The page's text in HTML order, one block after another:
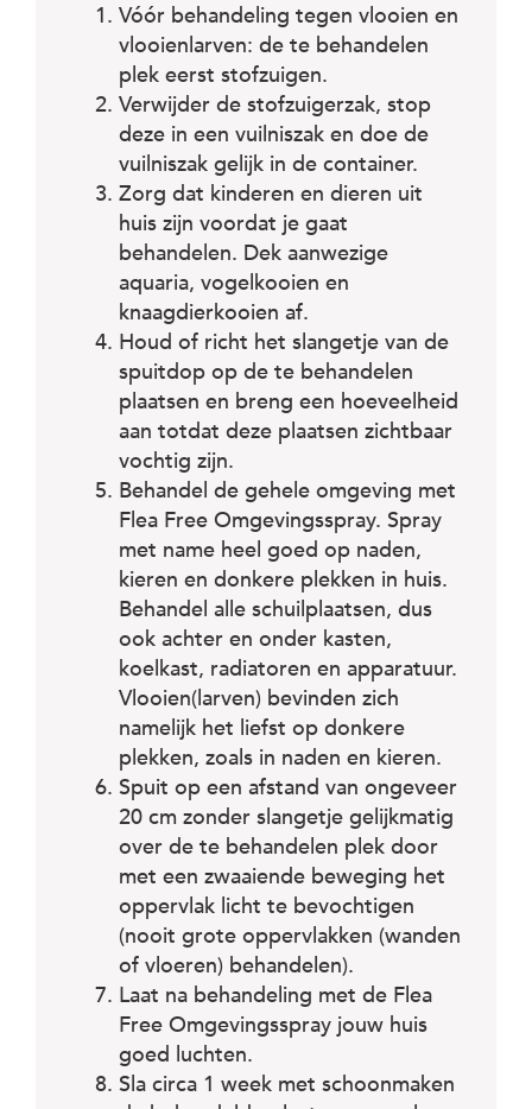
Vóór behandeling tegen vlooien en
vlooienlarven: de te behandelen
plek eerst stofzuigen.
Verwijder de stofzuigerzak, stop
deze in een vuilniszak en doe de
vuilniszak gelijk in de container.
Zorg dat kinderen en dieren uit
huis zijn voordat je gaat
behandelen. Dek aanwezige
aquaria, vogelkooien en
knaagdierkooien af.
Houd of richt het slangetje van de
spuitdop op de te behandelen
plaatsen en breng een hoeveelheid
aan totdat deze plaatsen zichtbaar
vochtig zijn.
Behandel de gehele omgeving met
Flea Free Omgevingsspray. Spray
met name heel goed op naden,
kieren en donkere plekken in huis.
Behandel alle schuilplaatsen, dus
ook achter en onder kasten,
koelkast, radiatoren en apparatuur.
Vlooien(larven) bevinden zich
namelijk het liefst op donkere
plekken, zoals in naden en kieren.
Spuit op een afstand van ongeveer
20 cm zonder slangetje gelijkmatig
over de te behandelen plek door
met een zwaaiende beweging het
oppervlak licht te bevochtigen
(nooit grote oppervlakken (wanden
of vloeren) behandelen).
Laat na behandeling met de Flea
Free Omgevingsspray jouw huis
goed luchten.
Sla circa 1 week met schoonmaken